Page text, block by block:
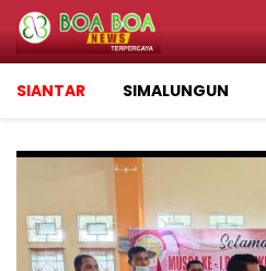
SIANTAR SIMALUNGUN